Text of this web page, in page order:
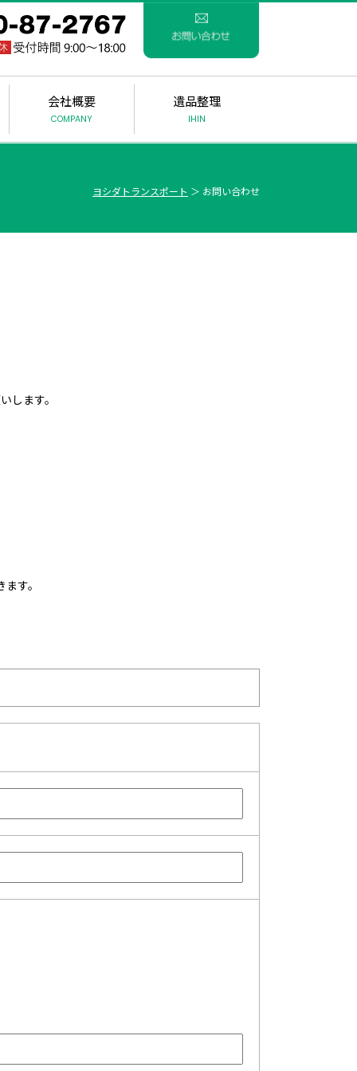
会社概要
COMPANY
遺品整理
IHIN
ヨシダトランスポート ＞ お問い合わせ
します。
す。